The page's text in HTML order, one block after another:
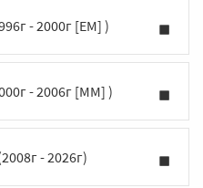
- 2000г [EM] )
- 2006г [MM] )
- 2026г)